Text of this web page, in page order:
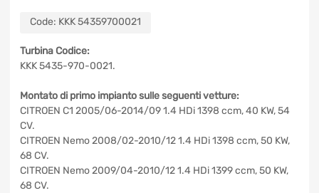
Code: KKK 54359700021
Turbina Codice:
KKK 5435-970-0021.
Montato di primo impianto sulle seguenti vetture:
CITROEN C1 2005/06-2014/09 1.4 HDi 1398 ccm, 40 KW,
54 CV.
CITROEN Nemo 2008/02-2010/12 1.4 HDi 1398 ccm, 50
KW, 68 CV.
CITROEN Nemo 2009/04-2010/12 1.4 HDi 1399 ccm, 50 KW,
68 CV.